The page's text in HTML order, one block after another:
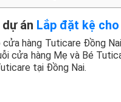
án Lắp đặt kệ
hàng Tuticare Đồng
cửa hàng Mẹ và Bé
tại Đồng Nai.